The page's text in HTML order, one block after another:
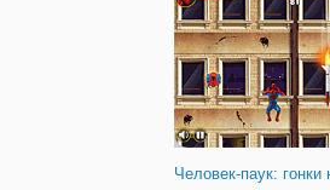
прибыл с более
Человек-паук: гонки